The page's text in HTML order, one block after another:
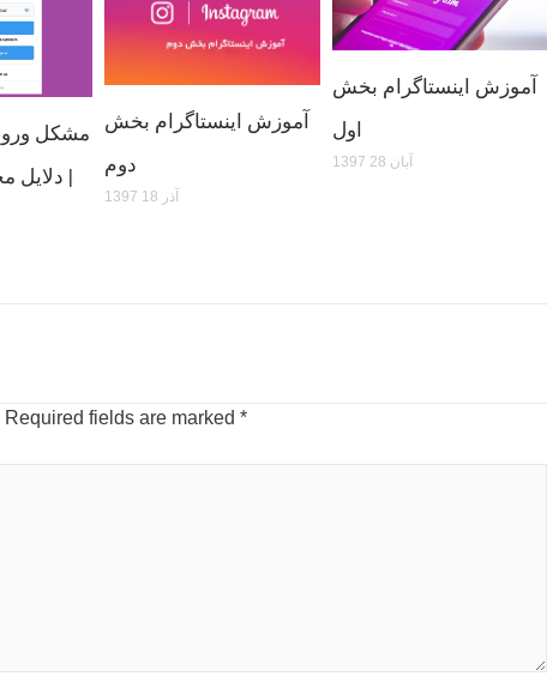
مشکل
| دلایل
آموزش اینستاگرام بخش
دوم
1397 آذر 18
آموزش اینستاگرام بخش
اول
1397 آبان 28
Required fields are marked *